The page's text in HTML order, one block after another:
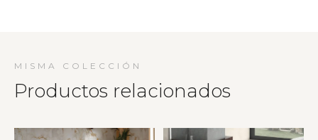
MISMA COLECCIÓN
Productos relacionados